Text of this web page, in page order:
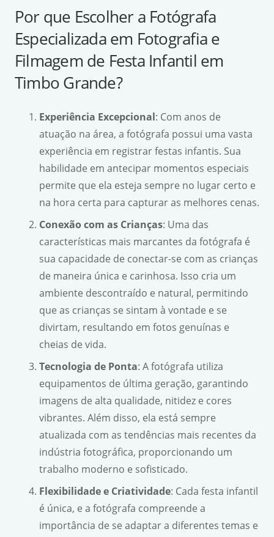
Por que Escolher a Fotógrafa
Especializada em Fotografia e
Filmagem de Festa Infantil em
Timbo Grande?
Experiência Excepcional: Com anos de
atuação na área, a fotógrafa possui uma vasta
experiência em registrar festas infantis. Sua
habilidade em antecipar momentos especiais
permite que ela esteja sempre no lugar certo e
na hora certa para capturar as melhores cenas.
Conexão com as Crianças: Uma das
características mais marcantes da fotógrafa é
sua capacidade de conectar-se com as crianças
de maneira única e carinhosa. Isso cria um
ambiente descontraído e natural, permitindo
que as crianças se sintam à vontade e se
divirtam, resultando em fotos genuínas e
cheias de vida.
Tecnologia de Ponta: A fotógrafa utiliza
equipamentos de última geração, garantindo
imagens de alta qualidade, nitidez e cores
vibrantes. Além disso, ela está sempre
atualizada com as tendências mais recentes da
indústria fotográfica, proporcionando um
trabalho moderno e sofisticado.
Flexibilidade e Criatividade: Cada festa infantil
é única, e a fotógrafa compreende a
importância de se adaptar a diferentes temas e